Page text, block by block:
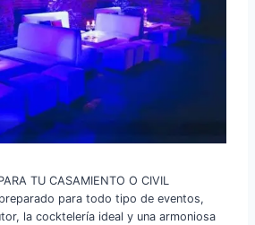
TU CASAMIENTO O CIVIL
para todo tipo de eventos,
la cocktelería ideal y una armoniosa